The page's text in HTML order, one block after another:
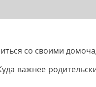
со своими
важнее